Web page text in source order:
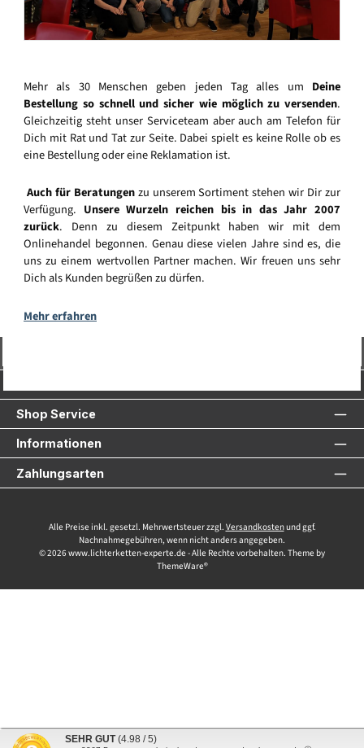
Mehr als 30 Menschen geben jeden Tag alles um Deine
Bestellung so schnell und sicher wie möglich zu versenden.
Gleichzeitig steht unser Serviceteam aber auch am Telefon für
Dich mit Rat und Tat zur Seite. Dabei spielt es keine Rolle ob es
eine Bestellung oder eine Reklamation ist.
Auch für Beratungenzu unserem Sortiment stehen wir Dir zur
Verfügung. Unsere Wurzeln reichen bis in das Jahr 2007
zurück. Denn zu diesem Zeitpunkt haben wir mit dem
Onlinehandel begonnen. Genau diese vielen Jahre sind es, die
uns zu einem wertvollen Partner machen. Wir freuen uns sehr
Dich als Kunden begrüßen zu dürfen.
Mehr erfahren
Shop Service
Informationen
Zahlungsarten
Alle Preise inkl. gesetzl. Mehrwertsteuer zzgl. Versandkostenund ggf.
Nachnahmegebühren, wenn nicht anders angegeben.
© 2026 www.lichterketten-experte.de - Alle Rechte vorbehalten. Theme by
ThemeWare®
SEHR GUT (4.98 / 5)